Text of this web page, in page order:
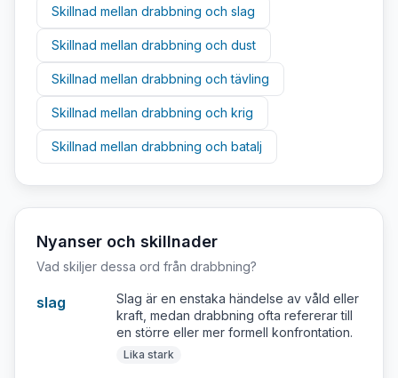
Skillnad mellan drabbning och slag
Skillnad mellan drabbning och dust
Skillnad mellan drabbning ochtävling
Skillnad mellan drabbning och krig
Skillnad mellan drabbning och batalj
Nyanser och skillnader
Vad skiljer dessa ord från drabbning?
slag
Slag är en enstaka händelse av våld eller
kraft, medan drabbning ofta refererar till
en större eller mer formell konfrontation.
Lika stark